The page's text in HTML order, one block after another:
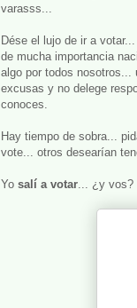
varasss...
Dése el lujo de ir a
de mucha importancia
algo por todos nosotros...
excusas y no delege
conoces.
Hay tiempo de sobra...
vote... otros desearían
Yo salí a votar... ¿y vos?